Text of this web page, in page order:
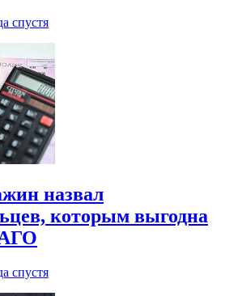
спустя
назвал
которым выгодна
спустя